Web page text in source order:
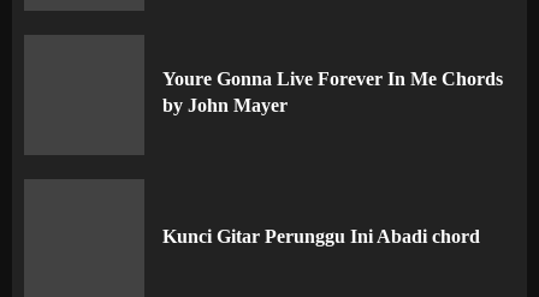
Youre Gonna Live Forever In Me Chords
by John Mayer
Kunci Gitar Perunggu Ini Abadi chord